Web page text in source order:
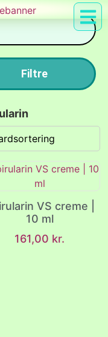
Filtre
VS creme |
10 ml
161,00 kr.